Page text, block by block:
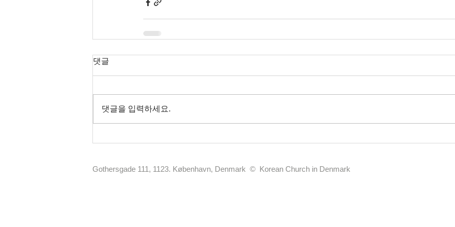
댓글
댓글을 입력하세요.
Gothersgade 111, 1123. København, Denmark © Korean Church in Denmark